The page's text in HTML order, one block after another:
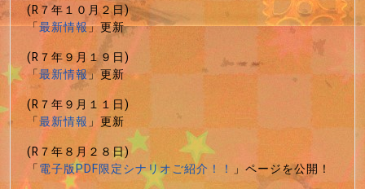
(R７年１０月２日)
「最新情報」更新
(R７年９月１９日)
「最新情報」更新
(R７年９月１１日)
「最新情報」更新
(R７年８月２８日)
「電子版PDF限定シナリオご紹介！！ 」ページを公開！